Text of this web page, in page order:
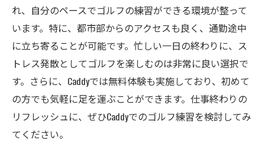
れ、自分のペースでゴルフの練習ができる環境が整って
います。特に、都市部からのアクセスも良く、通勤途中
に立ち寄ることが可能です。忙しい一日の終わりに、ス
トレス発散としてゴルフを楽しむのは非常に良い選択で
す。さらに、Caddyでは無料体験も実施しており、初めて
の方でも気軽に足を運ぶことができます。仕事終わりの
リフレッシュに、ぜひCaddyでのゴルフ練習を検討してみ
てください。